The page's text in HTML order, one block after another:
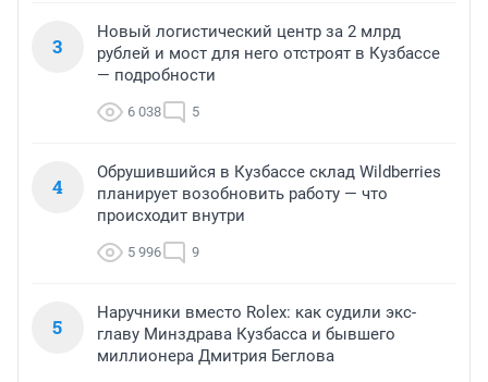
3
Новый логистический центр за 2 млрд
рублей и мост для него отстроят в Кузбассе
— подробности
6 038 5
4
Обрушившийся в Кузбассе склад Wildberries
планирует возобновить работу — что
происходит внутри
5 996 9
5
Наручники вместо Rolex: как судили экс-
главу Минздрава Кузбасса и бывшего
миллионера Дмитрия Беглова